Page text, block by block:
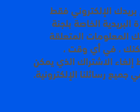
الإلكتروني فقط
البريدية الخاصة بلجنة
المعلومات المتعلقة
، في أي وقت ،
إلغاء الاشتراك الذي يمكن
جميع رسائلنا الإلكترونية.